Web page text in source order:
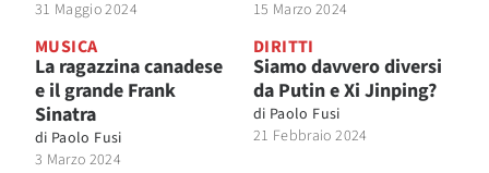
31 Maggio 2024
15 Marzo 2024
MUSICA
La ragazzina canadese
e il grande Frank
Sinatra
di Paolo Fusi
3 Marzo 2024
DIRITTI
Siamo davvero diversi
da Putin e Xi Jinping?
di Paolo Fusi
21 Febbraio 2024